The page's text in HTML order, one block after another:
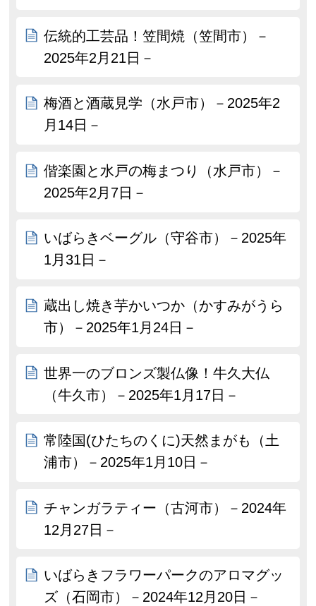
伝統的工芸品！笠間焼（笠間市）－
2025年2月21日－
梅酒と酒蔵見学（水戸市）－2025年2
月14日－
偕楽園と水戸の梅まつり（水戸市）－
2025年2月7日－
いばらきベーグル（守谷市）－2025年
1月31日－
蔵出し焼き芋かいつか（かすみがうら
市）－2025年1月24日－
世界一のブロンズ製仏像！牛久大仏
（牛久市）－2025年1月17日－
常陸国(ひたちのくに)天然まがも（土
浦市）－2025年1月10日－
チャンガラティー（古河市）－2024年
12月27日－
いばらきフラワーパークのアロマグッ
ズ（石岡市）－2024年12月20日－